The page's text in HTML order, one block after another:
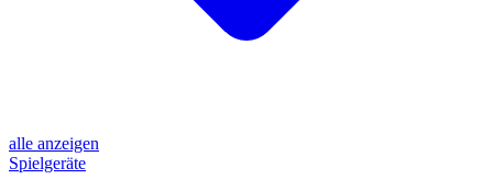
alle anzeigen
Spielgeräte